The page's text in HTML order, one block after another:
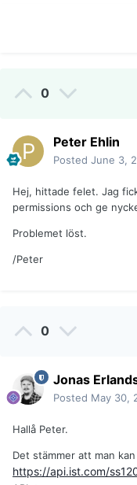
0
Peter Ehlin
Posted June 3,
Hej, hittade felet. Jag
permissions och ge
Problemet löst.
/Peter
0
Jonas
Posted May 30,
Hallå Peter.
Det stämmer att man
https://api.ist.com/